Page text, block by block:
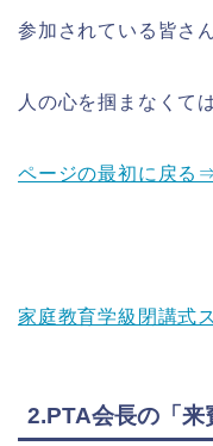
参加されている皆さ
人の心を掴まなくて
ページの最初に戻る
家庭教育学級閉講式
2.PTA会長の「来